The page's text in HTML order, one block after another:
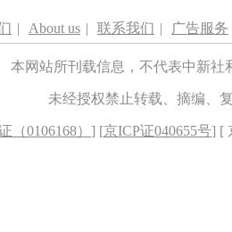
| About us | 联系我们 | 广告服务
本网站所刊载信息，不代表中新
未经授权禁止转载、摘编、
（0106168） ] [京ICP证040655号] [